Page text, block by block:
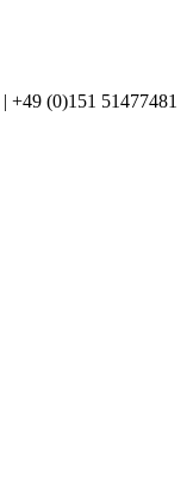
| +49 (0)151 51477481